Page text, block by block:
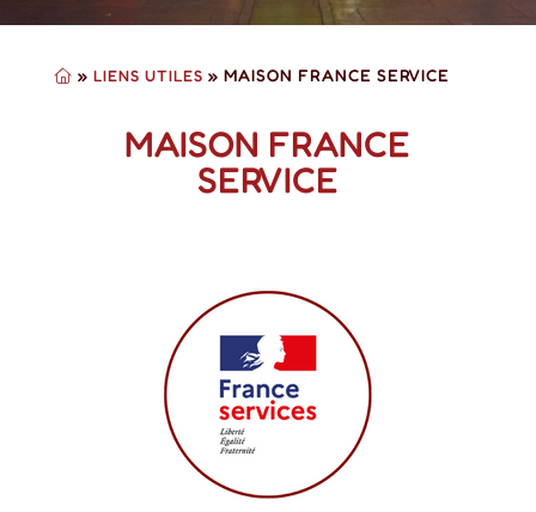
» LIENS UTILES » MAISON FRANCE SERVICE
MAISON FRANCE
SERVICE